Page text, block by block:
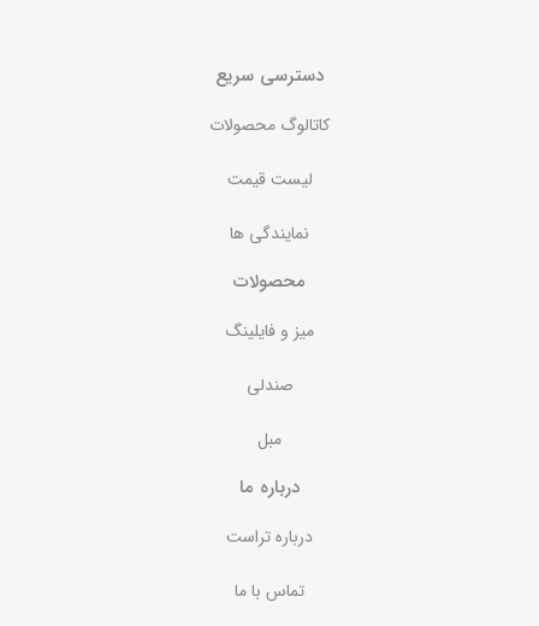
دسترسی سریع
کاتالوگ محصولات
لیست قیمت
نمایندگی ها
محصولات
میز و فایلینگ
صندلی
مبل
درباره ما
درباره تراست
تماس با ما